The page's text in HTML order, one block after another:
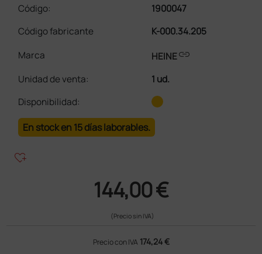
Código:
1900047
Código fabricante
K-000.34.205
Marca
HEINElink
Unidad de venta:
1 ud.
Disponibilidad:
En stock en 15 días laborables.
heart_plus
144,00 €
(Precio sin IVA)
Precio con IVA 174,24 €